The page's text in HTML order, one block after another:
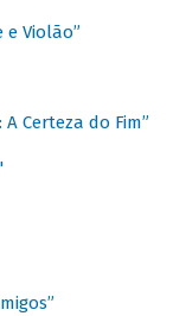
e Violão”
Certeza do Fim”